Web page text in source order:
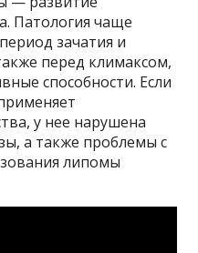
Патология чаще
зачатия и
перед климаксом,
способности. Если
у нее нарушена
а также проблемы с
липомы